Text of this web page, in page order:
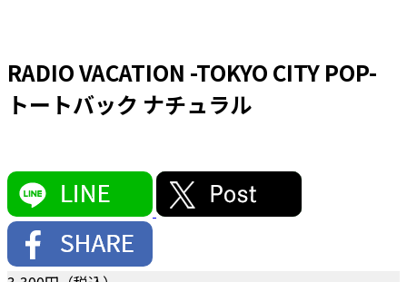
RADIO VACATION -TOKYO CITY POP-
トートバック ナチュラル